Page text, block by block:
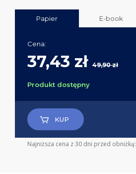
Papier E-book
Cena:
37,43 zł 49,90 zł
Produkt dostępny
KUP
Najniższa cena z 30 dni przed obniżką: